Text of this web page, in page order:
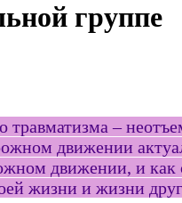
группе
–
движении
движении, и
жизни и жизни